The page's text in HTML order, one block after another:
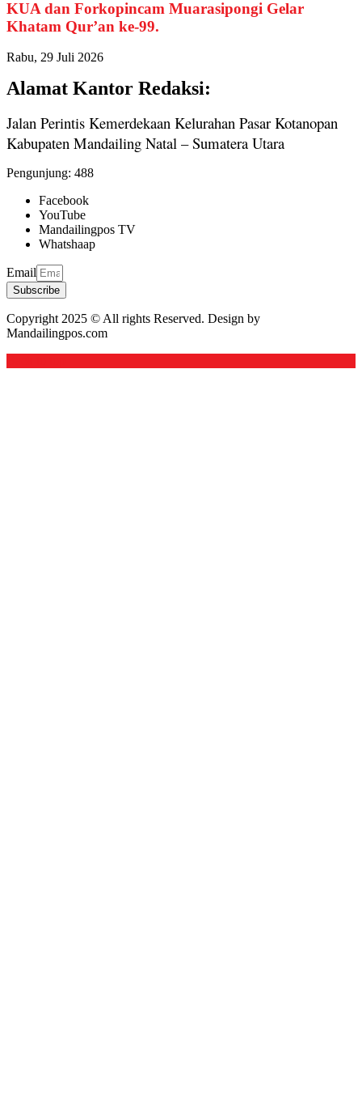
KUA dan Forkopincam Muarasipongi Gelar
Khatam Qur’an ke-99.
Rabu, 29 Juli 2026
Alamat Kantor Redaksi:
Jalan Perintis Kemerdekaan Kelurahan Pasar Kotanopan
Kabupaten Mandailing Natal – Sumatera Utara
Pengunjung: 488
Facebook
YouTube
Mandailingpos TV
Whatshaap
Email
Subscribe
Copyright 2025 © All rights Reserved. Design by
Mandailingpos.com